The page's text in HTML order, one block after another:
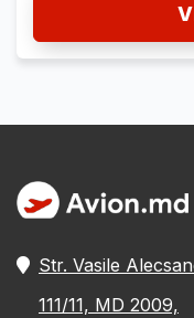
Str. Vasile
111/11, MD 2009,